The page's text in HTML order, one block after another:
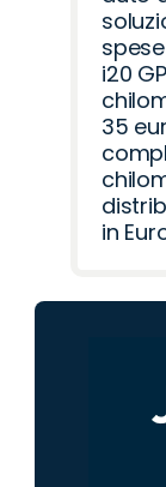
i20
35
in